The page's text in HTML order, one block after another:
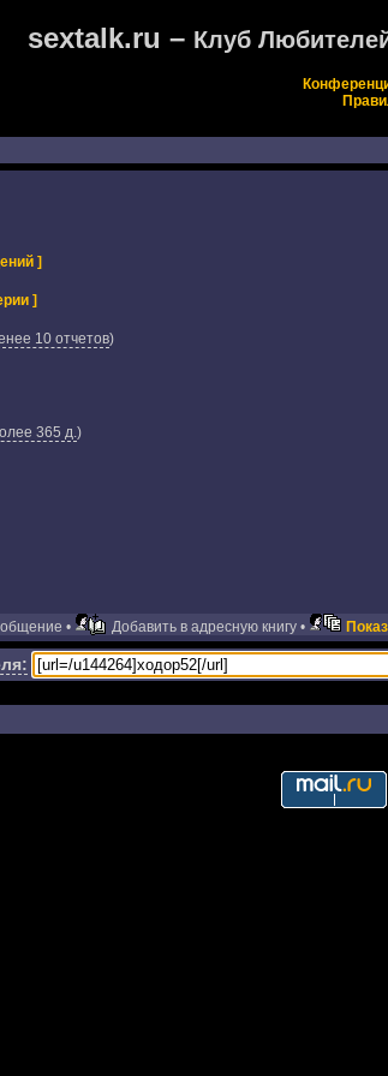
sextalk.ru – Клуб
]
]
10 отчетов)
365 д.)
• Добавить в адресную книгу •